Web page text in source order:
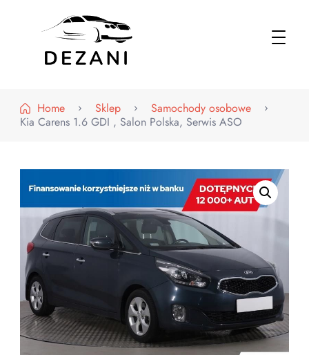
Home
Sklep
Samochody osobowe
Kia Carens 1.6 GDI , Salon Polska, Serwis ASO